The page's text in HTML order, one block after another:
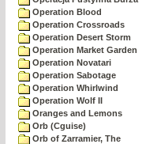
Operation Blood
Operation Crossroads
Operation Desert Storm
Operation Market Garden
Operation Novatari
Operation Sabotage
Operation Whirlwind
Operation Wolf II
Oranges and Lemons
Orb (Cguise)
Orb of Zarramier, The